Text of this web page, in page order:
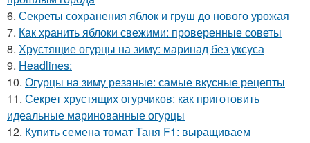
6. Секреты сохранения яблок и груш до нового урожая
7. Как хранить яблоки свежими: проверенные советы
8. Хрустящие огурцы на зиму: маринад без уксуса
9. Headlines:
10. Огурцы на зиму резаные: самые вкусные рецепты
11. Секрет хрустящих огурчиков: как приготовить
идеальные маринованные огурцы
12. Купить семена томат Таня F1: выращиваем